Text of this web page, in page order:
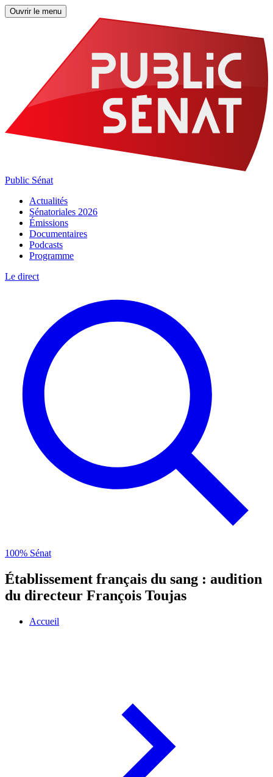
Ouvrir le menu
Public Sénat
Actualités
Sénatoriales 2026
Émissions
Documentaires
Podcasts
Programme
Le direct
100% Sénat
Établissement français du sang : audition
du directeur François Toujas
Accueil